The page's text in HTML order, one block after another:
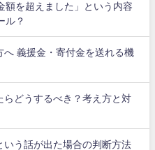
額を超えました」という内容
ル？
へ 義援金・寄付金を送れる機
どうするべき？考え方と対
いう話が出た場合の判断方法